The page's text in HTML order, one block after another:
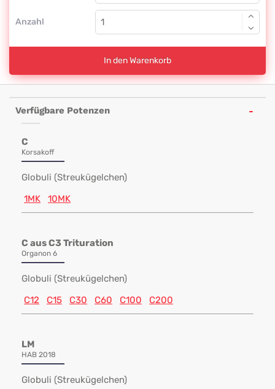
Anzahl
In den Warenkorb
Verfügbare Potenzen
C
Korsakoff
Globuli (Streukügelchen)
1MK
10MK
C aus C3 Trituration
Organon 6
Globuli (Streukügelchen)
C12
C15 C30 C60 C100 C200
LM
HAB 2018
Globuli (Streukügelchen)